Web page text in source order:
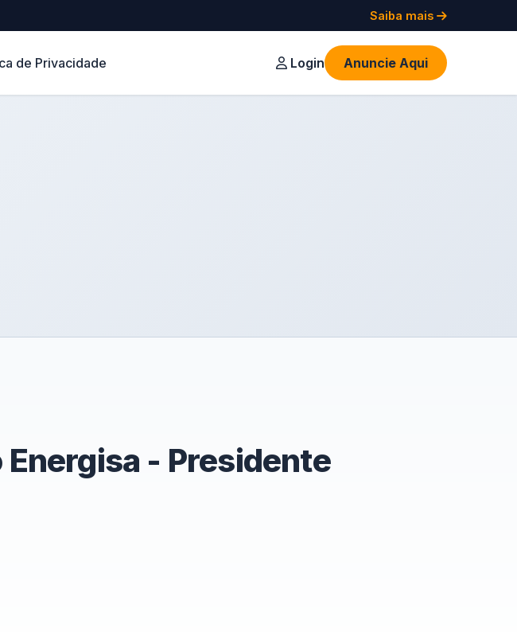
Saiba mais
de Privacidade Login Anuncie Aqui
- Presidente